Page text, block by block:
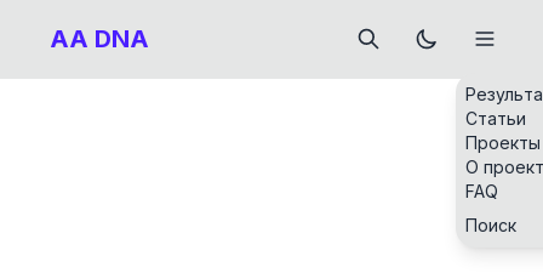
AA DNA
Статьи
Проекты
О
FAQ
Поиск